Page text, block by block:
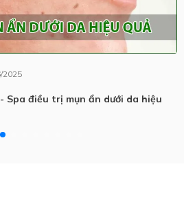
2025
Spa điều trị mụn ẩn dưới da hiệu